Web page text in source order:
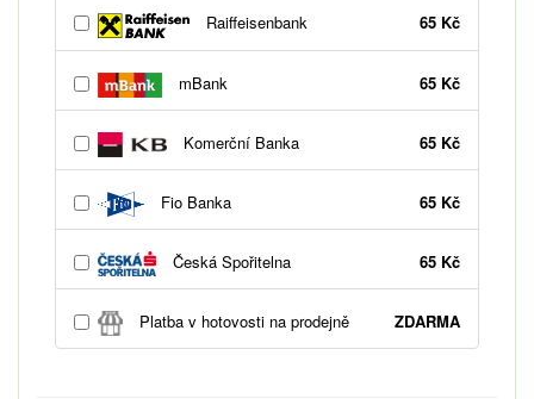
Raiffeisenbank 65 Kč
mBank 65 Kč
Komerční Banka 65 Kč
Fio Banka 65 Kč
Česká Spořitelna 65 Kč
Platba v hotovosti na prodejně ZDARMA